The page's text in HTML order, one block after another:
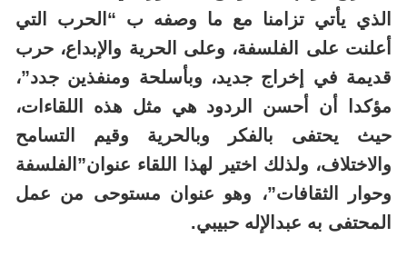
الذي يأتي تزامنا مع ما وصفه ب “الحرب التي
أعلنت على الفلسفة، وعلى الحرية والإبداع، حرب
قديمة في إخراج جديد، وبأسلحة ومنفذين جدد”،
مؤكدا أن أحسن الردود هي مثل هذه اللقاءات،
حيث يحتفى بالفكر وبالحرية وقيم التسامح
والاختلاف، ولذلك اختير لهذا اللقاء عنوان”الفلسفة
وحوار الثقافات”، وهو عنوان مستوحى من عمل
المحتفى به عبدالإله حبيبي.